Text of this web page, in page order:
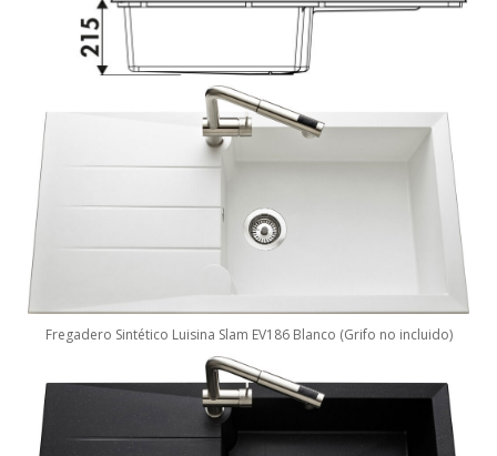
Fregadero Sintético Luisina Slam EV186 Blanco (Grifo no incluido)